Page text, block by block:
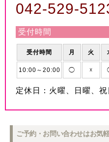
042-529-
受付時間
受付時間 月 火
10:00～20:00 ◯ ☓
定休日：火曜、日曜、祝
ご予約・お問い合わせはお気